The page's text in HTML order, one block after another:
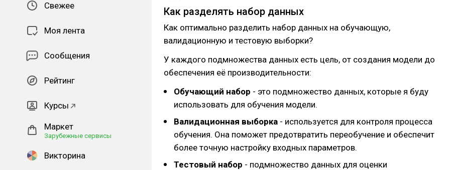
Свежее
Моя лента
Сообщения
Рейтинг
Курсы
Маркет
Зарубежные сервисы
Викторина
Как разделять набор данных
Как оптимально разделить набор данных на обучающую,
валидационную и тестовую выборки?
У каждого подмножества данных есть цель, от создания модели до
обеспечения её производительности:
Обучающий набор - это подмножество данных, которые я буду
использовать для обучения модели.
Валидационная выборка - используется для контроля процесса
обучения. Она поможет предотвратить переобучение и обеспечит
более точную настройку входных параметров.
Тестовый набор - подмножество данных для оценки